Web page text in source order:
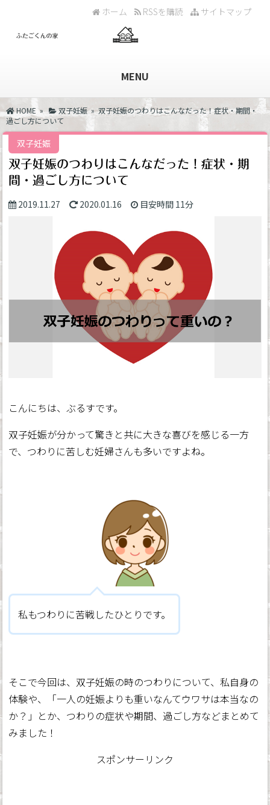
サイトマップ
RSSを購読
ホーム
MENU
HOME » 双子妊娠» 双子妊娠のつわりはこんなだった！症状・期間・
過ごし方について
双子妊娠
双子妊娠のつわりはこんなだった！症状・期
間・過ごし方について
2019.11.27
2020.01.16 目安時間 11分
こんにちは、ぶるすです。
双子妊娠が分かって驚きと共に大きな喜びを感じる一方
で、つわりに苦しむ妊婦さんも多いですよね。
私もつわりに苦戦したひとりです。
そこで今回は、双子妊娠の時のつわりについて、私自身の
体験や、「一人の妊娠よりも重いなんてウワサは本当なの
か？」とか、つわりの症状や期間、過ごし方などまとめて
みました！
スポンサーリンク